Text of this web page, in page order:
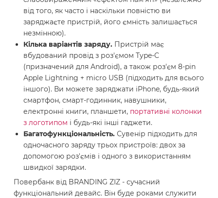
від того, як часто і наскільки повністю ви
заряджаєте пристрій, його ємність залишається
незмінною).
Кілька варіантів заряду. Пристрій має
вбудований провід з роз'ємом Type-C
(призначений для Android), а також роз'єм 8-pin
Apple Lightning + micro USB (підходить для всього
іншого). Ви можете заряджати iPhone, будь-який
смартфон, смарт-годинник, навушники,
електронні книги, планшети, портативні колонки
з логотипом і будь-які інші гаджети.
Багатофункціональність. Сувенір підходить для
одночасного заряду трьох пристроїв: двох за
допомогою роз'ємів і одного з використанням
швидкої зарядки.
Повербанк від BRANDING ZIZ - сучасний
функціональний девайс. Він буде роками служити